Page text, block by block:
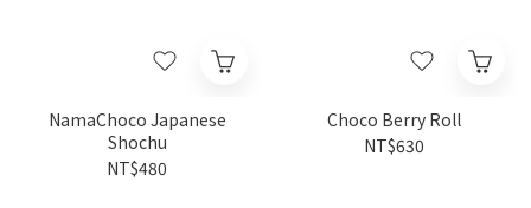
NamaChoco Japanese
Shochu
NT$480
Choco Berry Roll
NT$630